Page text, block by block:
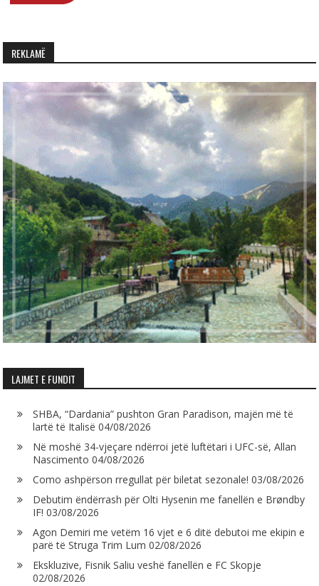
REKLAMË
LAJMET E FUNDIT
SHBA, “Dardania” pushton Gran Paradison, majën më të
lartë të Italisë 04/08/2026
Në moshë 34-vjeçare ndërroi jetë luftëtari i UFC-së, Allan
Nascimento 04/08/2026
Como ashpërson rregullat për biletat sezonale! 03/08/2026
Debutim ëndërrash për Olti Hysenin me fanellën e Brøndby
IF! 03/08/2026
Agon Demiri me vetëm 16 vjet e 6 ditë debutoi me ekipin e
parë të Struga Trim Lum 02/08/2026
Ekskluzive, Fisnik Saliu veshë fanellën e FC Skopje
02/08/2026